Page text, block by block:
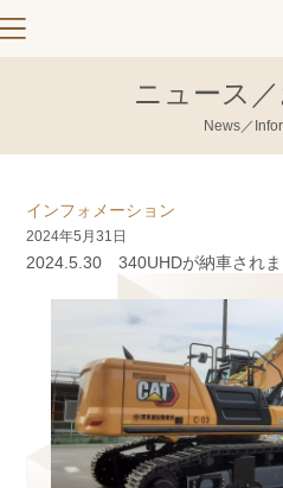
ニュース
News／
インフォメーション
2024年5月31日
2024.5.30 340UHDが納車されま